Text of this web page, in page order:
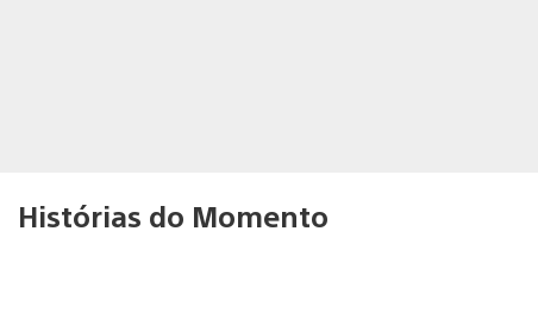
Histórias do Momento